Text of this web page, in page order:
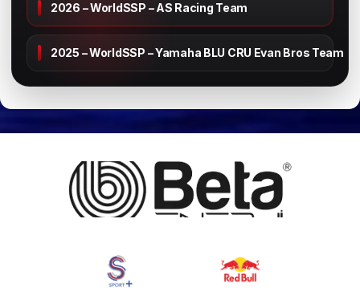
2026 – WorldSSP – AS Racing Team
2025 – WorldSSP – Yamaha BLU CRU Evan Bros Team